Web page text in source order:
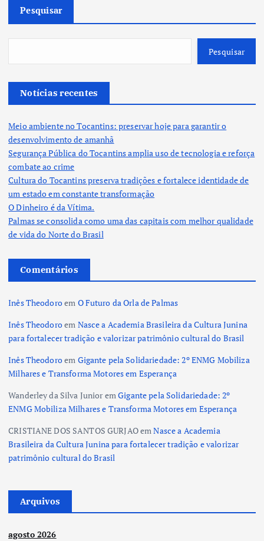
Pesquisar
Pesquisar
Notícias recentes
Meio ambiente no Tocantins: preservar hoje para garantir o
desenvolvimento de amanhã
Segurança Pública do Tocantins amplia uso de tecnologia e reforça
combate ao crime
Cultura do Tocantins preserva tradições e fortalece identidade de
um estado em constante transformação
O Dinheiro é da Vítima.
Palmas se consolida como uma das capitais com melhor qualidade
de vida do Norte do Brasil
Comentários
Inês Theodoroem O Futuro da Orla de Palmas
Inês Theodoroem Nasce a Academia Brasileira da Cultura Junina
para fortalecer tradição e valorizar patrimônio cultural do Brasil
Inês Theodoroem Gigante pela Solidariedade: 2º ENMG Mobiliza
Milhares e Transforma Motores em Esperança
Wanderley da Silva JunioremGigante pela Solidariedade: 2º
ENMG Mobiliza Milhares e Transforma Motores em Esperança
CRISTIANE DOS SANTOS GURJAOemNasce a Academia
Brasileira da Cultura Junina para fortalecer tradição e valorizar
patrimônio cultural do Brasil
Arquivos
agosto 2026